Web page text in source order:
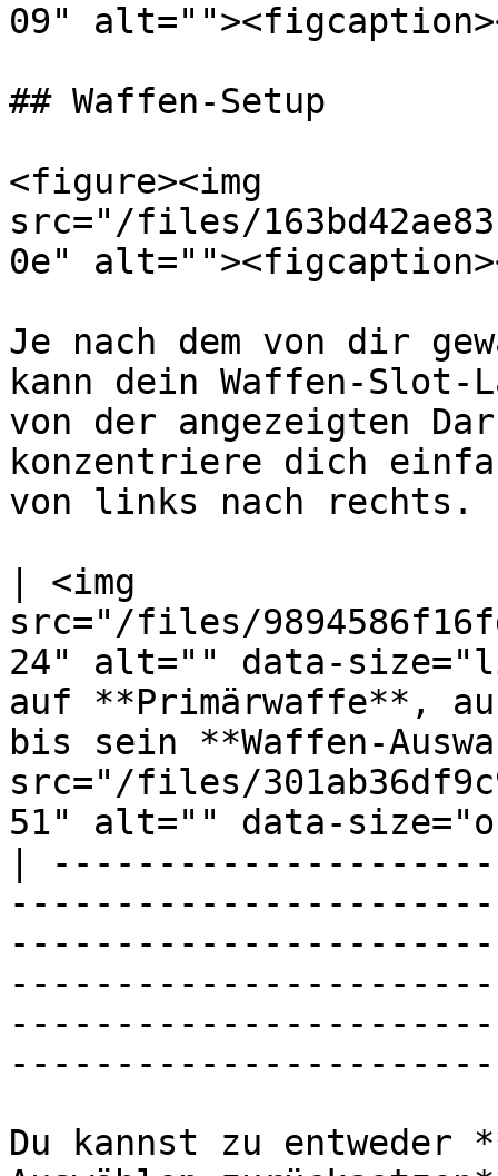
09"
## Waffen-Setup
<figure><img
src="/files/
0e"
Je nach dem von dir
kann dein Waffen-Slot-
von der angezeigten
konzentriere dich
von links nach rechts.
| <img
src="/files/
24" alt="" data-
auf **Primärwaffe**,
bis sein **Waffen-
src="/files/
51" alt="" data-
|
Du kannst zu entweder